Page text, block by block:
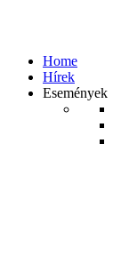
Home
Hírek
Események